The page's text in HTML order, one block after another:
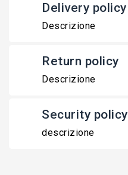
Delivery policy
Descrizione
Return policy
Descrizione
Security policy
descrizione